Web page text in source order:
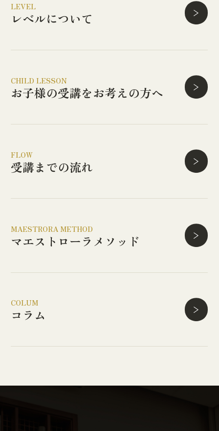
LEVEL
レベルについて
CHILD LESSON
お子様の受講をお考えの方へ
FLOW
受講までの流れ
MAESTRORA METHOD
マエストローラ メソッド
COLUM
コラム